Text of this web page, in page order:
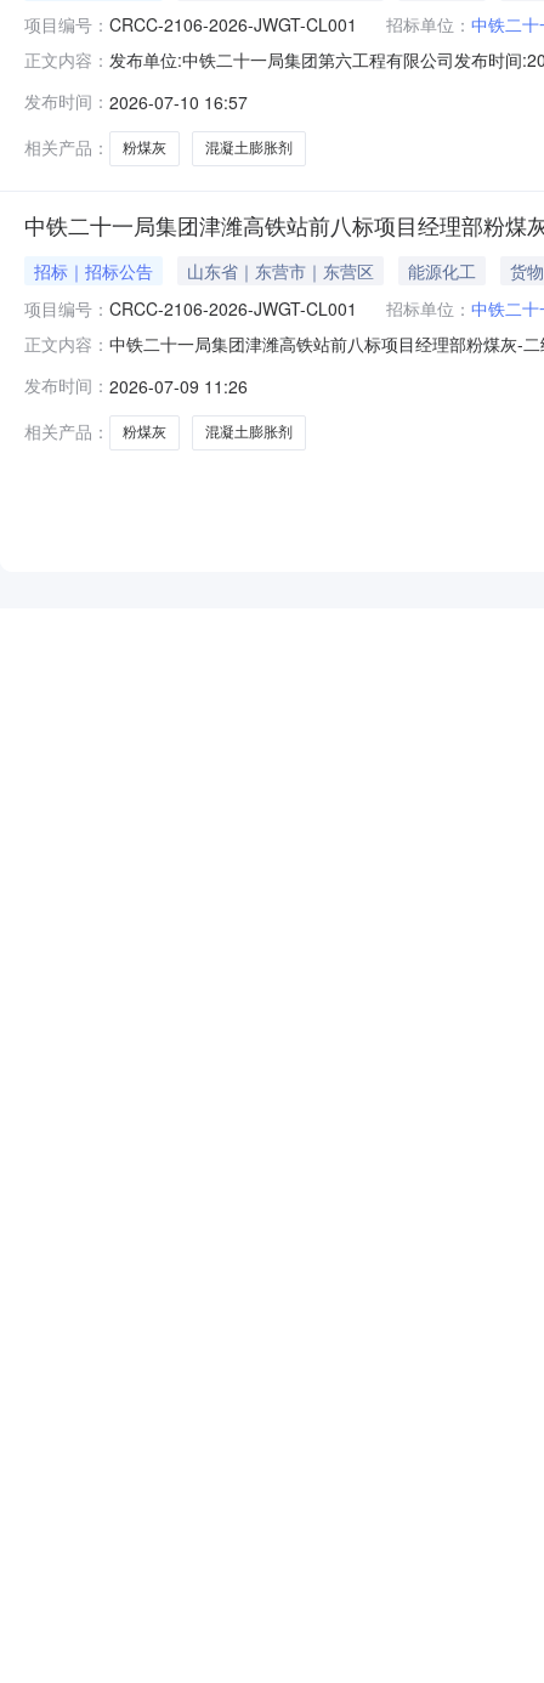
项目编号： CRCC-2106-2026-JWGT-CL001 招标单位： 中铁二
正文内容： 发布单位:中铁二十一局集团第六工程有限公司发布时间
正，询价文件的内容保持不变。澄清提问截止时间：
发布时间： 2026-07-10 16:57
相关产品：
粉煤灰 混凝土膨胀剂
中铁二十一局集团津潍高铁站前八标项目经理部粉煤
招标｜招标公告 山东省｜东营市｜东营区 能源化工
货物
项目编号： CRCC-2106-2026-JWGT-CL001 招标单位： 中铁二
正文内容： 中铁二十一局集团津潍高铁站前八标项目经理部粉煤灰-
铁站前八标项目经理部物资组织询价采购，诚邀有意向
发布时间： 2026-07-09 11:26
相关产品：
粉煤灰 混凝土膨胀剂